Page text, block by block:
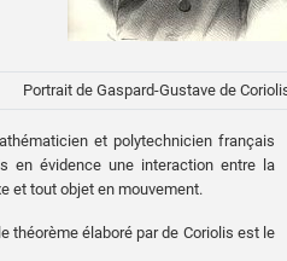
Portrait de Gaspard-Gustave de
et polytechnicien français
en évidence une interaction entre la
et tout objet en mouvement.
théorème élaboré par de Coriolis est le